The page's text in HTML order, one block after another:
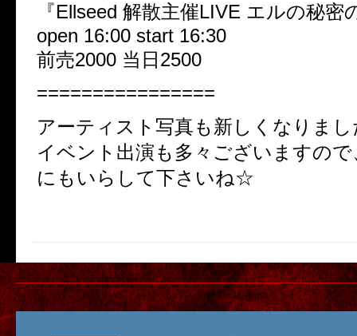
『Ellseed 解散主催LIVE エルの秘密
open 16:00 start 16:30
前売2000 当日2500
================
アーティスト写真も新しくなりまし
イベント出演も多々ございますの
にもいらして下さいね☆